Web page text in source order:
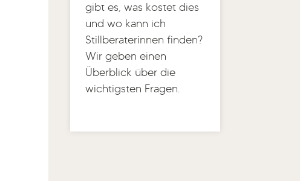
gibt es, was kostet dies
und wo kann ich
Stillberaterinnen finden?
Wir geben einen
Überblick über die
wichtigsten Fragen.